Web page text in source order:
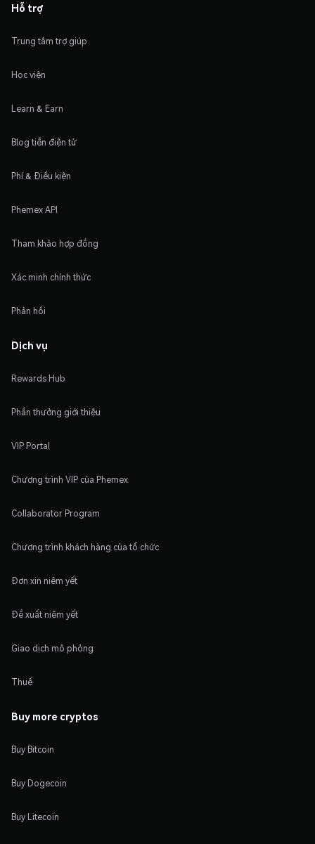
Hỗ trợ
Trung tâm trợ giúp
Học viện
Learn & Earn
Blog tiền điện tử
Phí & Điều kiện
Phemex API
Tham khảo hợp đồng
Xác minh chính thức
Phản hồi
Dịch vụ
Rewards Hub
Phần thưởng giới thiệu
VIP Portal
Chương trình VIP của Phemex
Collaborator Program
Chương trình khách hàng của tổ chức
Đơn xin niêm yết
Đề xuất niêm yết
Giao dịch mô phỏng
Thuế
Buy more cryptos
Buy Bitcoin
Buy Dogecoin
Buy Litecoin